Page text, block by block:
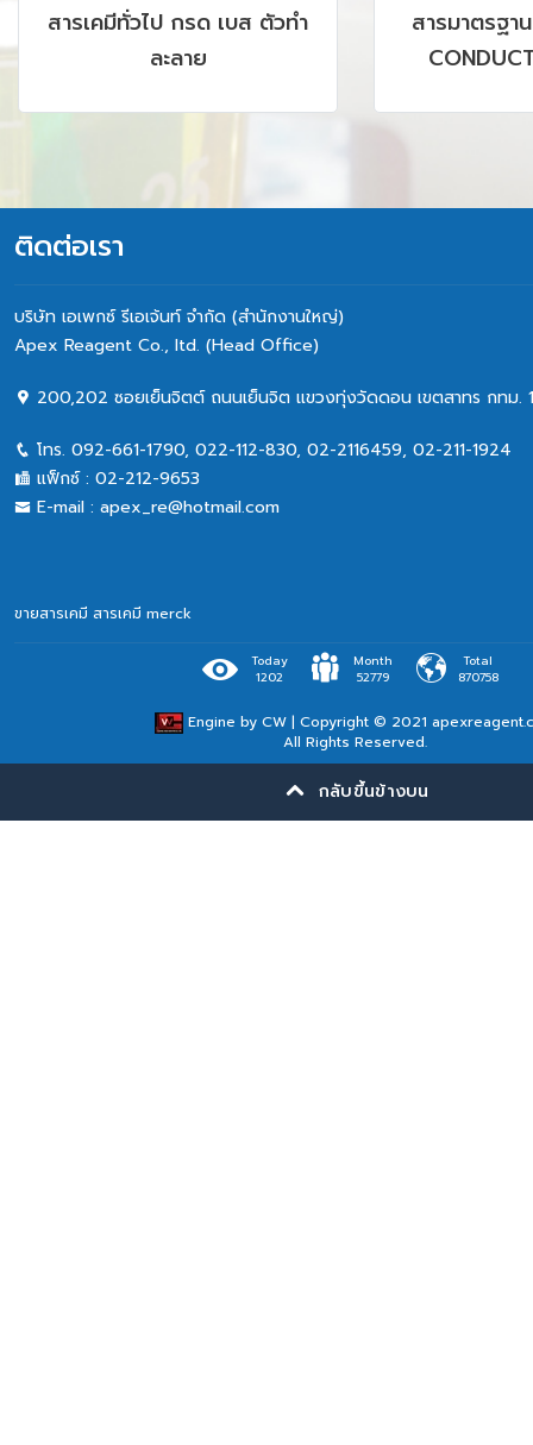
DEHYDRATED CULTURE
MEDIA ; MERCK
ติดต่อเรา
บริษัท เอเพกซ์ รีเอเจ้นท์ จำกัด (สำนักงานใหญ่)
Apex Reagent Co., Itd. (Head Office)
200,202 ซอยเย็นจิตต์ ถนนเย็นจิต แขวงทุ่งวัดดอน เขตสาทร กทม.
โทร. 092-661-1790, 022-112-830, 02-2116459, 02-211-1924
แฟ็กซ์ : 02-212-9653
E-mail : apex_re@hotmail.com
ขายสารเคมี สารเคมี merck
Engine by CW| Copyright © 2021
All Rights Reserved.
Today
1202
Month
52779
Total
870758
กลับขึ้นข้างบน